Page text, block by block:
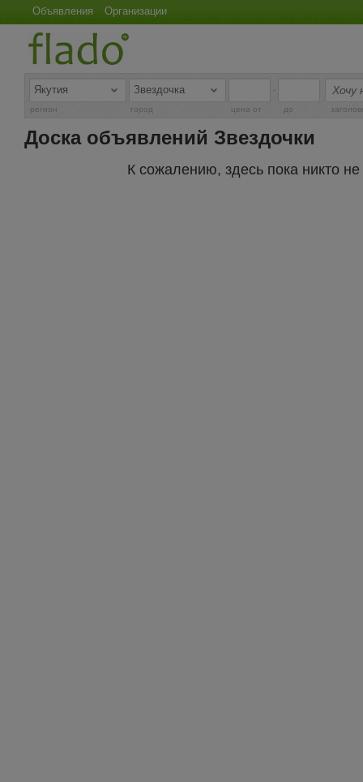
Объявления Организации
-
регион город цена от до
Доска объявлений Звездочки
К сожалению, здесь пока никто